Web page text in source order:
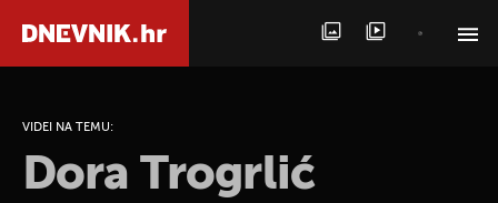
VIDEI NA TEMU:
Dora Trogrlić